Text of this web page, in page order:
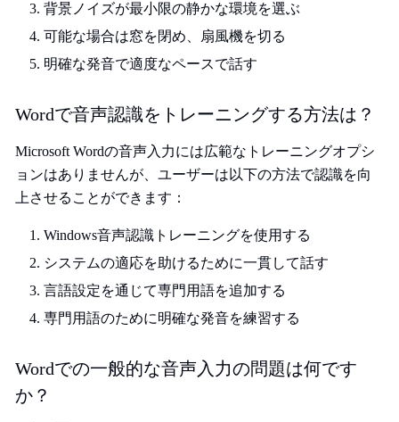
背景ノイズが最小限の静かな環境を選ぶ
可能な場合は窓を閉め、扇風機を切る
明確な発音で適度なペースで話す
Wordで音声認識をトレーニングする方法は？
Microsoft Wordの音声入力には広範なトレーニングオプシ
ョンはありませんが、ユーザーは以下の方法で認識を向
上させることができます：
Windows音声認識トレーニングを使用する
システムの適応を助けるために一貫して話す
言語設定を通じて専門用語を追加する
専門用語のために明確な発音を練習する
Wordでの一般的な音声入力の問題は何です
か？